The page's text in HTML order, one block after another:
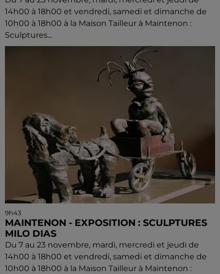
14h00 à 18h00 et vendredi, samedi et dimanche de
10h00 à 18h00 à la Maison Tailleur à Maintenon :
Sculptures...
9h43
MAINTENON - EXPOSITION : SCULPTURES
MILO DIAS
Du 7 au 23 novembre, mardi, mercredi et jeudi de
14h00 à 18h00 et vendredi, samedi et dimanche de
10h00 à 18h00 à la Maison Tailleur à Maintenon :